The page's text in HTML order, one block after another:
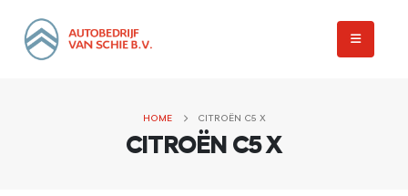
HOME CITROËN C5 X
CITROËN C5 X